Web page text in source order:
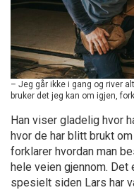
– Jeg går ikke i gang og river
bruker det jeg kan om igjen,
Han viser gladelig hvor
hvor de har blitt brukt
forklarer hvordan man
hele veien gjennom. Det
spesielt siden Lars har